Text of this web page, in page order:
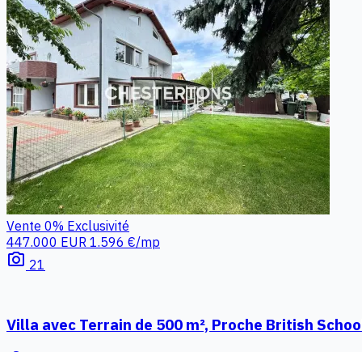
Vente 0% Exclusivité
447.000 EUR 1.596 €/mp
photo_camera 21
Villa avec Terrain de 500 m², Proche British